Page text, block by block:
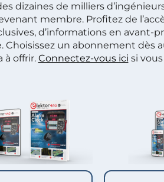
dizaines de milliers
membre. Profitez de
d’informations en avant-
Choisissez un abonnement dès
à offrir. Connectez-vous ici si